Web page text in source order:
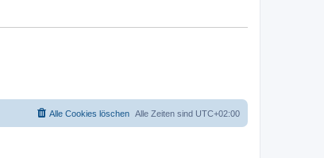
Alle Zeiten sind UTC+02:00
Alle Cookies löschen